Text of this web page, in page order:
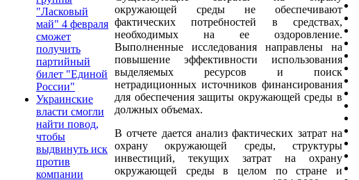
"Ласковый
май" 4 февраля
сможет
получить
партийный
билет "Единой
России"
Украинские
власти смогли
найти повод,
чтобы
выдвинуть иск
против
компании
окружающей среды не обеспечивают
фактических потребностей в средствах,
необходимых на ее оздоровление.
Выполненные исследования направлены на
повышение эффективности использования
выделяемых ресурсов и поиск
нетрадиционных источников финансирования
для обеспечения защиты окружающей среды в
должных объемах.
В отчете дается анализ фактических затрат на
охрану окружающей среды, структуры
инвестиций, текущих затрат на охрану
окружающей среды в целом по стране и